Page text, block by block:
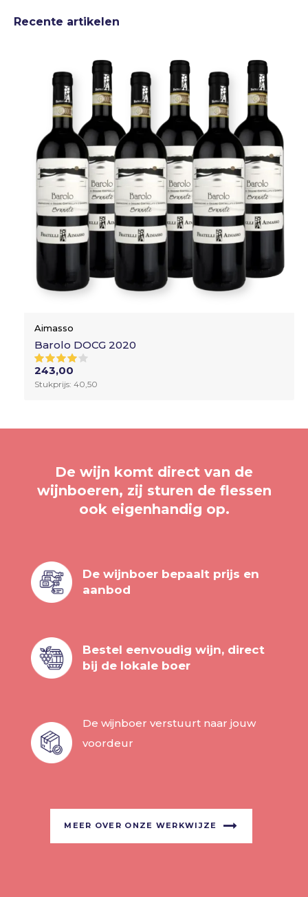
Recente artikelen
Aimasso
Barolo DOCG 2020
243,00
Stukprijs: 40,50
De wijn komt direct van de
wijnboeren, zij sturen de flessen
ook eigenhandig op.
De wijnboer bepaalt prijs en
aanbod
Bestel eenvoudig wijn, direct
bij de lokale boer
De wijnboer verstuurt naar jouw
voordeur
MEER OVER ONZE WERKWIJZE